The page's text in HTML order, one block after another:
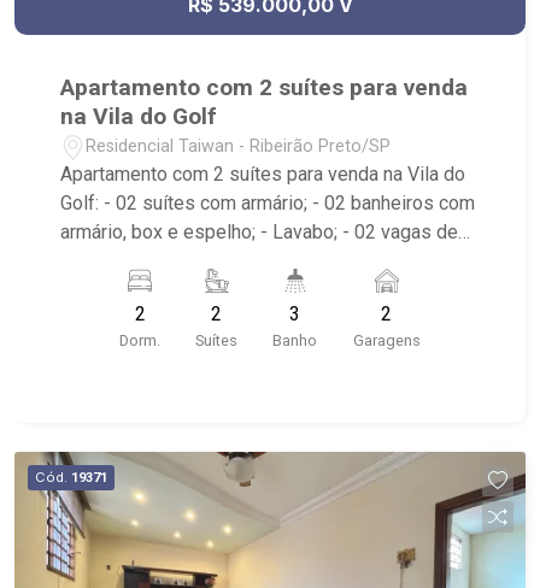
R$ 539.000,00 V
Apartamento com 2 suítes para venda
na Vila do Golf
Residencial Taiwan - Ribeirão Preto/SP
Apartamento com 2 suítes para venda na Vila do
Golf: - 02 suítes com armário; - 02 banheiros com
armário, box e espelho; - Lavabo; - 02 vagas de
Americana planejada; - Área de Serviço planejada;
- Varanda gourmet; - Edifício com portaria 24h,
elevador, piscina, piscina infantil, quadra
Shopping Iguatemi, Colégio Concept e Liceu
Albert Sabin;
2
Dorm.
2
Suítes
3
Banho
2
Garagens
Cód. 19371